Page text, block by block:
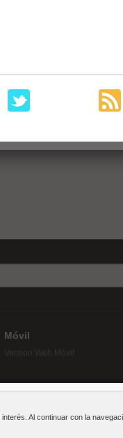
Al continuar con la
de canciones de Kpop
Live, New Jeans, (G)I-
Móvil
Version Web Móvil